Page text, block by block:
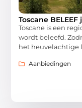
Toscane BELEEF
Toscane is een
wordt beleefd.
het heuvelachtige
Aanbiedingen